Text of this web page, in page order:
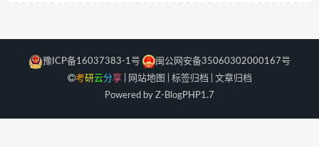
豫ICP备16037383-1号
闽公网安备35060302000167号
考研云分享| 网站地图 标签归档
文章归档
Powered by Z-BlogPHP1.7